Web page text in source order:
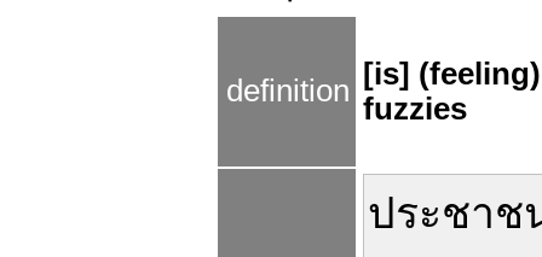
definition [is]
fuzzies
ประชาช